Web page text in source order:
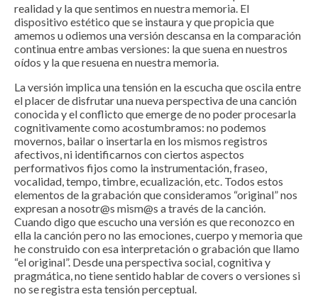
realidad y la que sentimos en nuestra memoria. El
dispositivo estético que se instaura y que propicia que
amemos u odiemos una versión descansa en la comparación
continua entre ambas versiones: la que suena en nuestros
oídos y la que resuena en nuestra memoria.
La versión implica una tensión en la escucha que oscila entre
el placer de disfrutar una nueva perspectiva de una canción
conocida y el conflicto que emerge de no poder procesarla
cognitivamente como acostumbramos: no podemos
movernos, bailar o insertarla en los mismos registros
afectivos, ni identificarnos con ciertos aspectos
performativos fijos como la instrumentación, fraseo,
vocalidad, tempo, timbre, ecualización, etc. Todos estos
elementos de la grabación que consideramos “original” nos
expresan a nosotr@s mism@s a través de la canción.
Cuando digo que escucho una versión es que reconozco en
ella la canción pero no las emociones, cuerpo y memoria que
he construido con esa interpretación o grabación que llamo
“el original”. Desde una perspectiva social, cognitiva y
pragmática, no tiene sentido hablar de covers o versiones si
no se registra esta tensión perceptual.